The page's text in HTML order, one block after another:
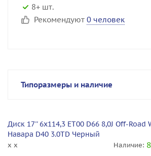
8+ шт.
Рекомендуют 0 человек
Типоразмеры и наличие
Диск 17'' 6x114,3 ET00 D66 8,0J Off-Road
Навара D40 3.0TD Черный
x x Наличие: